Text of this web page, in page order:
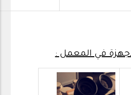
في المعمل :